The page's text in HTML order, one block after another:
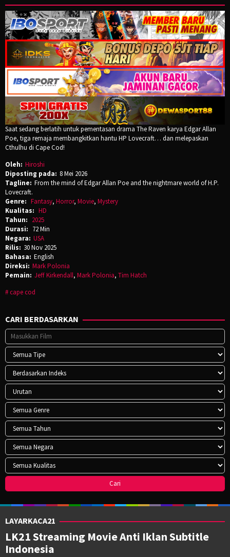
Saat sedang berlatih untuk pementasan drama The Raven karya Edgar Allan
Poe, tiga remaja membangkitkan hantu HP Lovecraft… dan melepaskan
Cthulhu di Cape Cod!
Oleh: Hiroshi
Diposting pada: 8 Mei 2026
Tagline: From the mind of Edgar Allan Poe and the nightmare world of H.P.
Lovecraft.
Genre: Fantasy, Horror, Movie, Mystery
Kualitas: HD
Tahun: 2025
Durasi: 72 Min
Negara: USA
Rilis: 30 Nov 2025
Bahasa: English
Direksi: Mark Polonia
Pemain: Jeff Kirkendall, Mark Polonia, Tim Hatch
cape cod
CARI BERDASARKAN
LAYARKACA21
LK21 Streaming Movie Anti Iklan Subtitle
Indonesia